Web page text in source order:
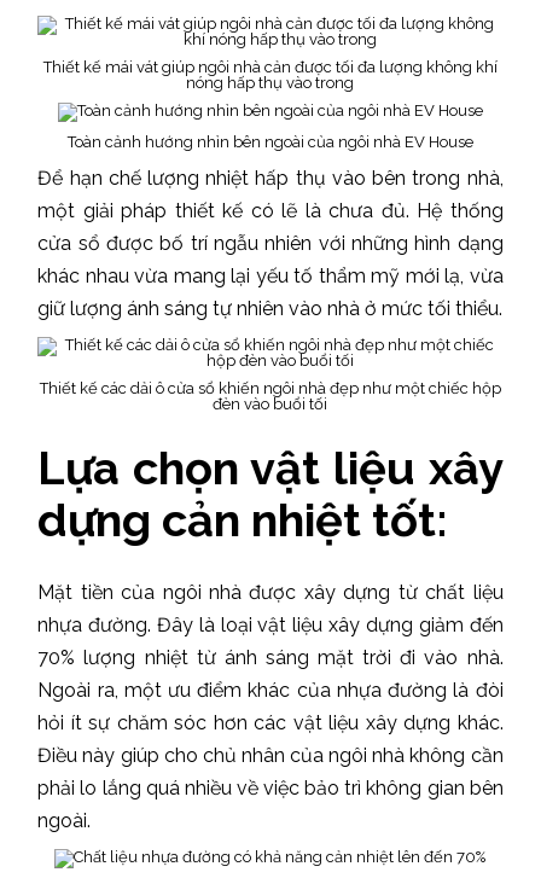
Thiết kế mái vát giúp ngôi nhà cản được tối đa lượng không khí
nóng hấp thụ vào trong
Toàn cảnh hướng nhìn bên ngoài của ngôi nhà EV House
Để hạn chế lượng nhiệt hấp thụ vào bên trong nhà,
một giải pháp thiết kế có lẽ là chưa đủ. Hệ thống
cửa sổ được bố trí ngẫu nhiên với những hình dạng
khác nhau vừa mang lại yếu tố thẩm mỹ mới lạ, vừa
giữ lượng ánh sáng tự nhiên vào nhà ở mức tối thiểu.
Thiết kế các dải ô cửa sổ khiến ngôi nhà đẹp như một chiếc hộp
đèn vào buổi tối
Lựa chọn vật liệu xây
dựng cản nhiệt tốt:
Mặt tiền của ngôi nhà được xây dựng từ chất liệu
nhựa đường. Đây là loại vật liệu xây dựng giảm đến
70% lượng nhiệt từ ánh sáng mặt trời đi vào nhà.
Ngoài ra, một ưu điểm khác của nhựa đường là đòi
hỏi ít sự chăm sóc hơn các vật liệu xây dựng khác.
Điều này giúp cho chủ nhân của ngôi nhà không cần
phải lo lắng quá nhiều về việc bảo trì không gian bên
ngoài.